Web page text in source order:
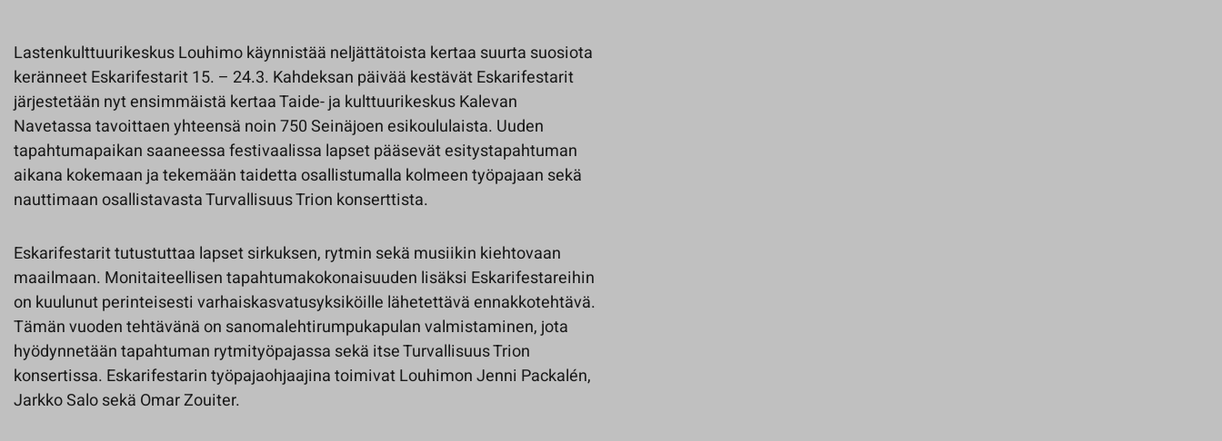
Lastenkulttuurikeskus Louhimo käynnistää neljättätoista kertaa suurta suosiota
keränneet Eskarifestarit 15. – 24.3. Kahdeksan päivää kestävät Eskarifestarit
järjestetään nyt ensimmäistä kertaa Taide- ja kulttuurikeskus Kalevan
Navetassa tavoittaen yhteensä noin 750 Seinäjoen esikoululaista. Uuden
tapahtumapaikan saaneessa festivaalissa lapset pääsevät esitystapahtuman
aikana kokemaan ja tekemään taidetta osallistumalla kolmeen työpajaan sekä
nauttimaan osallistavasta Turvallisuus Trion konserttista.
Eskarifestarit tutustuttaa lapset sirkuksen, rytmin sekä musiikin kiehtovaan
maailmaan. Monitaiteellisen tapahtumakokonaisuuden lisäksi Eskarifestareihin
on kuulunut perinteisesti varhaiskasvatusyksiköille lähetettävä ennakkotehtävä.
Tämän vuoden tehtävänä on sanomalehtirumpukapulan valmistaminen, jota
hyödynnetään tapahtuman rytmityöpajassa sekä itse Turvallisuus Trion
konsertissa. Eskarifestarin työpajaohjaajina toimivat Louhimon Jenni Packalén,
Jarkko Salo sekä Omar Zouiter.